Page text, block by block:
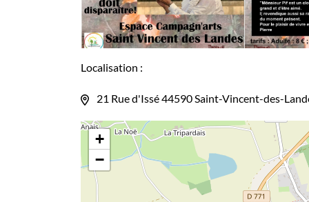
Localisation :
21 Rue d'Issé 44590 Saint-Vincent-des-
+
−